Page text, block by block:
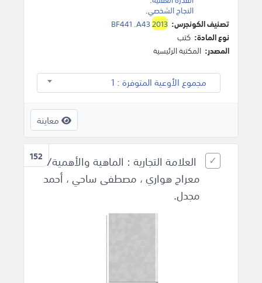
النجاح الشخصي.
تصنيف الكونجرس:
BF441 .A432013
نوع المادة: كتب
المصدر: المكتبة الرئيسية
مجموع الأوعية المتوفرة : 1
معاينة
152 العلامة التجارية : الماهية والأهمية/
معراج هواري ، مصطفى ساحي ، أحمد
مجدل.